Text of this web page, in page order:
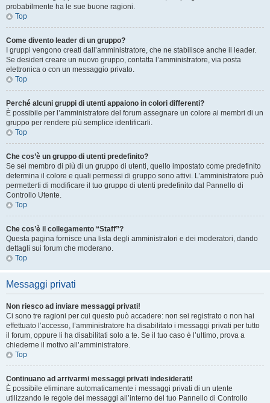
probabilmente ha le sue buone ragioni.
Top
Come divento leader di un gruppo?
I gruppi vengono creati dall’amministratore, che ne stabilisce anche il leader.
Se desideri creare un nuovo gruppo, contatta l’amministratore, via posta
elettronica o con un messaggio privato.
Top
Perché alcuni gruppi di utenti appaiono in colori differenti?
È possibile per l’amministratore del forum assegnare un colore ai membri di un
gruppo per rendere più semplice identificarli.
Top
Che cos’è un gruppo di utenti predefinito?
Se sei membro di più di un gruppo di utenti, quello impostato come predefinito
determina il colore e quali permessi di gruppo sono attivi. L’amministratore può
permetterti di modificare il tuo gruppo di utenti predefinito dal Pannello di
Controllo Utente.
Top
Che cos’è il collegamento “Staff”?
Questa pagina fornisce una lista degli amministratori e dei moderatori, dando
dettagli sui forum che moderano.
Top
Messaggi privati
Non riesco ad inviare messaggi privati!
Ci sono tre ragioni per cui questo può accadere: non sei registrato o non hai
effettuato l’accesso, l’amministratore ha disabilitato i messaggi privati per tutto
il forum, oppure li ha disabilitati solo a te. Se il tuo caso è l’ultimo, prova a
chiederne il motivo all’amministratore.
Top
Continuano ad arrivarmi messaggi privati indesiderati!
È possibile eliminare automaticamente i messaggi privati ​​di un utente
utilizzando le regole dei messaggi all’interno del tuo Pannello di Controllo